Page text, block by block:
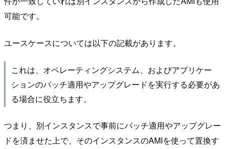
可能です。
ユースケースについては以下の記載があります。
これは、オペレーティングシステム、およびアプリケー
ションのパッチ適用やアップグレードを実行する必要があ
る場合に役立ちます。
つまり、別インスタンスで事前にパッチ適用やアップグレー
ドを済ませた上で、そのインスタンスのAMIを使って置換す